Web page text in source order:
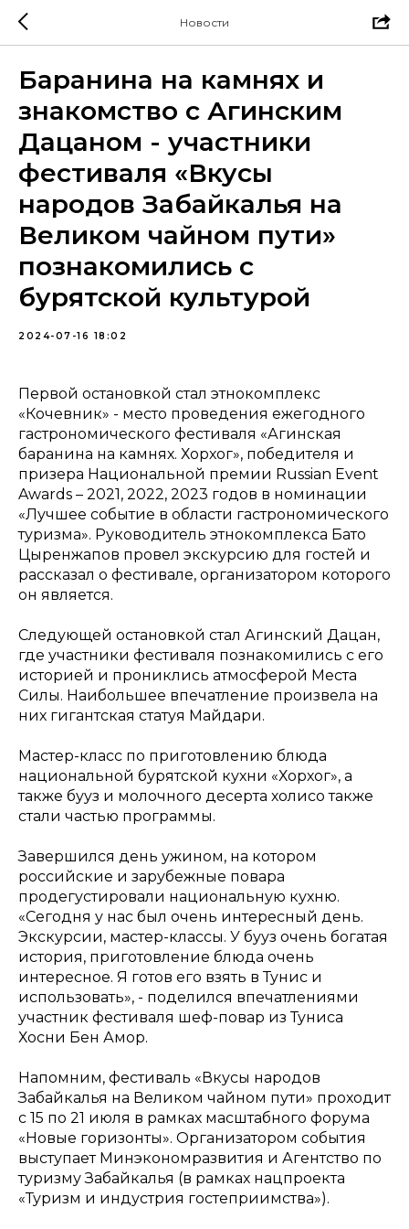
Новости
Баранина на камнях и
знакомство с Агинским
Дацаном - участники
фестиваля «Вкусы
народов Забайкалья на
Великом чайном пути»
познакомились с
бурятской культурой
2024-07-16 18:02
Первой остановкой стал этнокомплекс
«Кочевник» - место проведения ежегодного
гастрономического фестиваля «Агинская
баранина на камнях. Хорхог», победителя и
призера Национальной премии Russian Event
Awards – 2021, 2022, 2023 годов в номинации
«Лучшее событие в области гастрономического
туризма». Руководитель этнокомплекса Бато
Цыренжапов провел экскурсию для гостей и
рассказал о фестивале, организатором которого
он является.
Следующей остановкой стал Агинский Дацан,
где участники фестиваля познакомились с его
историей и прониклись атмосферой Места
Силы. Наибольшее впечатление произвела на
них гигантская статуя Майдари.
Мастер-класс по приготовлению блюда
национальной бурятской кухни «Хорхог», а
также бууз и молочного десерта холисо также
стали частью программы.
Завершился день ужином, на котором
российские и зарубежные повара
продегустировали национальную кухню.
«Сегодня у нас был очень интересный день.
Экскурсии, мастер-классы. У бууз очень богатая
история, приготовление блюда очень
интересное. Я готов его взять в Тунис и
использовать», - поделился впечатлениями
участник фестиваля шеф-повар из Туниса
Хосни Бен Амор.
Напомним, фестиваль «Вкусы народов
Забайкалья на Великом чайном пути» проходит
с 15 по 21 июля в рамках масштабного форума
«Новые горизонты». Организатором события
выступает Минэкономразвития и Агентство по
туризму Забайкалья (в рамках нацпроекта
«Туризм и индустрия гостеприимства»).